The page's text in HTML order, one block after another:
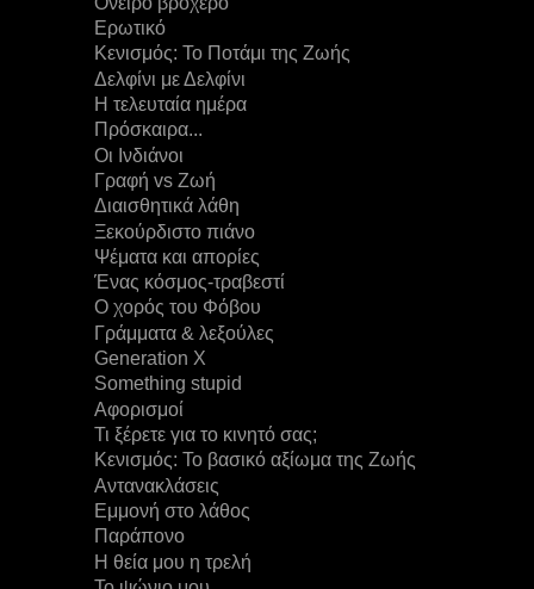
Ερωτικό
Κενισμός: Το Ποτάμι της Ζωής
Δελφίνι με Δελφίνι
Η τελευταία ημέρα
Πρόσκαιρα...
Οι Ινδιάνοι
Γραφή vs Ζωή
Διαισθητικά λάθη
Ξεκούρδιστο πιάνο
Ψέματα και απορίες
Ένας κόσμος-τραβεστί
Ο χορός του Φόβου
Γράμματα & λεξούλες
Generation X
Something stupid
Αφορισμοί
Τι ξέρετε για το κινητό σας;
Κενισμός: Το βασικό αξίωμα της Ζωής
Αντανακλάσεις
Εμμονή στο λάθος
Παράπονο
Η θεία μου η τρελή